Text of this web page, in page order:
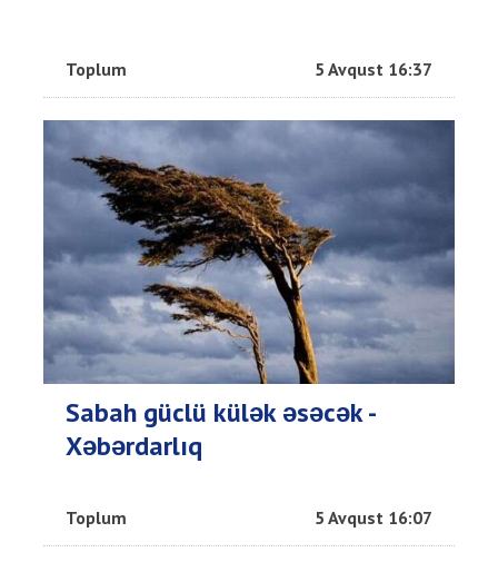
Toplum 5 Avqust 16:37
Sabah güclü külək əsəcək -
Xəbərdarlıq
Toplum 5 Avqust 16:07